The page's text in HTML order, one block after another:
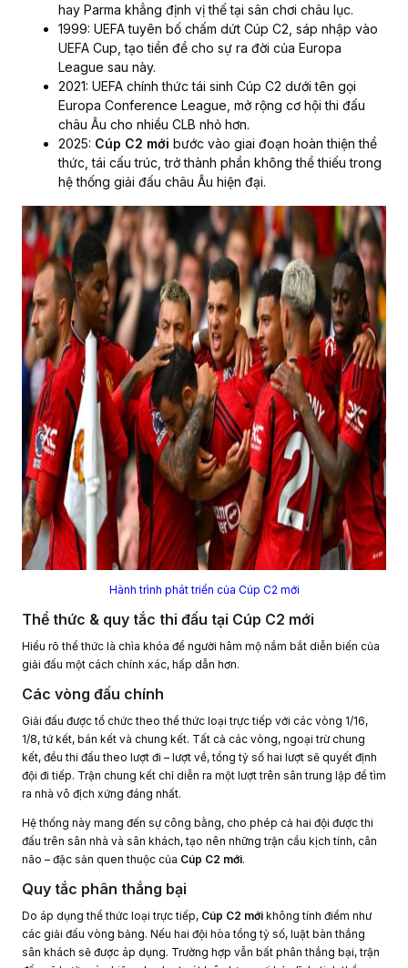
hay Parma khẳng định vị thế tại sân chơi châu lục.
1999: UEFA tuyên bố chấm dứt Cúp C2, sáp nhập vào
UEFA Cup, tạo tiền đề cho sự ra đời của Europa
League sau này.
2021: UEFA chính thức tái sinh Cúp C2 dưới tên gọi
Europa Conference League, mở rộng cơ hội thi đấu
châu Âu cho nhiều CLB nhỏ hơn.
2025: Cúp C2 mới bước vào giai đoạn hoàn thiện thể
thức, tái cấu trúc, trở thành phần không thể thiếu trong
hệ thống giải đấu châu Âu hiện đại.
Hành trình phát triển của Cúp C2 mới
Thể thức & quy tắc thi đấu tại Cúp C2 mới
Hiểu rõ thể thức là chìa khóa để người hâm mộ nắm bắt diễn biến của
giải đấu một cách chính xác, hấp dẫn hơn.
Các vòng đấu chính
Giải đấu được tổ chức theo thể thức loại trực tiếp với các vòng 1/16,
1/8, tứ kết, bán kết và chung kết. Tất cả các vòng, ngoại trừ chung
kết, đều thi đấu theo lượt đi – lượt về, tổng tỷ số hai lượt sẽ quyết định
đội đi tiếp. Trận chung kết chỉ diễn ra một lượt trên sân trung lập để tìm
ra nhà vô địch xứng đáng nhất.
Hệ thống này mang đến sự công bằng, cho phép cả hai đội được thi
đấu trên sân nhà và sân khách, tạo nên những trận cầu kịch tính, cân
não – đặc sản quen thuộc của Cúp C2 mới.
Quy tắc phân thắng bại
Do áp dụng thể thức loại trực tiếp, Cúp C2 mới không tính điểm như
các giải đấu vòng bảng. Nếu hai đội hòa tổng tỷ số, luật bàn thắng
sân khách sẽ được áp dụng. Trường hợp vẫn bất phân thắng bại, trận